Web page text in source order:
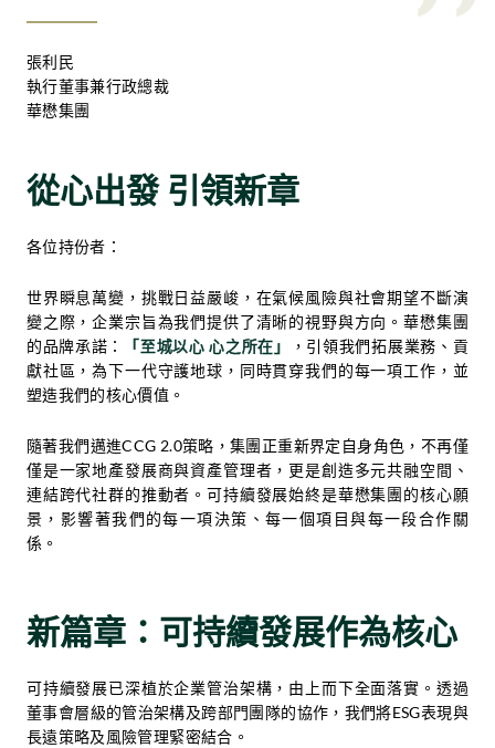
張利民
執行董事兼行政總裁
華懋集團
從心出發 引領新章
各位持份者：
世界瞬息萬變，挑戰日益嚴峻，在氣候風險與社會期望不斷演
變之際，企業宗旨為我們提供了清晰的視野與方向。華懋集團
的品牌承諾：
「至城以心 心之所在」
，引領我們拓展業務、貢
獻社區，為下一代守護地球，同時貫穿我們的每一項工作，並
塑造我們的核心價值。
隨著我們邁進CCG 2.0策略，集團正重新界定自身角色，不再僅
僅是一家地產發展商與資產管理者，更是創造多元共融空間、
連結跨代社群的推動者。可持續發展始終是華懋集團的核心願
景，影響著我們的每一項決策、每一個項目與每一段合作關
係。
新篇章：可持續發展作為核心
可持續發展已深植於企業管治架構，由上而下全面落實。透過
董事會層級的管治架構及跨部門團隊的協作，我們將ESG表現與
長遠策略及風險管理緊密結合。